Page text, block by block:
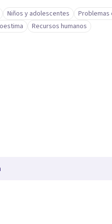
Niños y adolescentes
Problemas
Recursos humanos